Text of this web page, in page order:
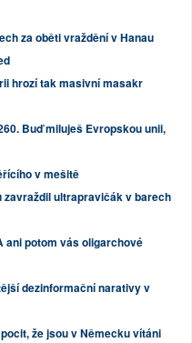
za oběti vraždění v Hanau
hrozí tak masivní masakr
Buď miluješ Evropskou unii,
v mešitě
zavraždil ultrapravičák v barech
ani potom vás oligarchové
dezinformační narativy v
že jsou v Německu vítáni